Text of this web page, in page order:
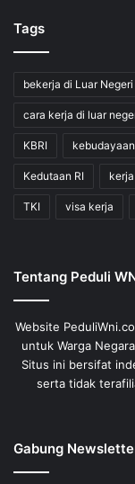
Tags
bekerja di Luar Negeri
cara kerja di luar
KBRI kebudayaan
Kedutaan RI kerja
TKI visa kerja
Tentang Peduli
Website
untuk Warga
Situs ini bersifat
serta tidak
Gabung